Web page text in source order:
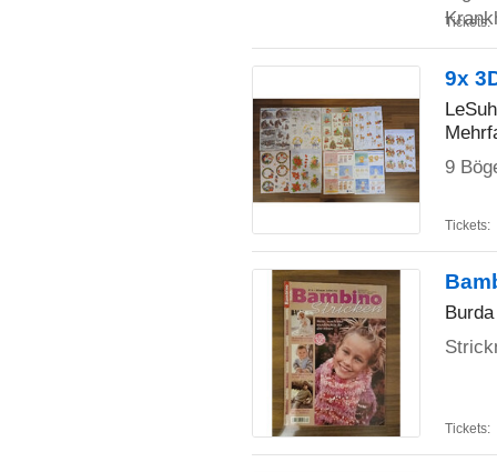
Tickets:
9x
9
Tickets:
Burda
Tickets: